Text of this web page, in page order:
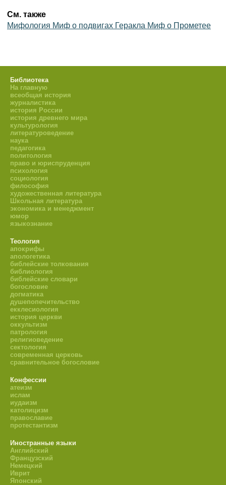
См. также
Мифология Миф о подвигах Геракла Миф о Прометее
Библиотека
На главную
всеобщая история
журналистика
история России
история древнего мира
культурология
литературоведение
наука
педагогика
политология
право и юриспруденция
психология
социология
философия
художественная литература
Школьная литература
экономика и менеджмент
юмор
языкознание
Теология
апокрифы
апологетика
библейские толкования
библиология
библейские словари
богословие
догматика
душепопечительство
екклесиология
история церкви
оккультизм
патрология
религиоведение
сектология
современная церковь
сравнительное богословие
Конфессии
атеизм
ислам
иудаизм
католицизм
православие
протестантизм
Иностранные языки
Английский
Французский
Немецкий
Иврит
Японский